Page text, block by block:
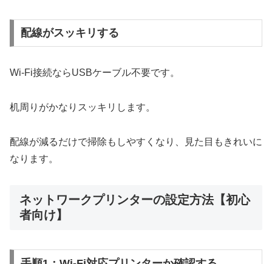
配線がスッキリする
Wi-Fi接続ならUSBケーブル不要です。
机周りがかなりスッキリします。
配線が減るだけで掃除もしやすくなり、見た目もきれいに
なります。
ネットワークプリンターの設定方法【初心
者向け】